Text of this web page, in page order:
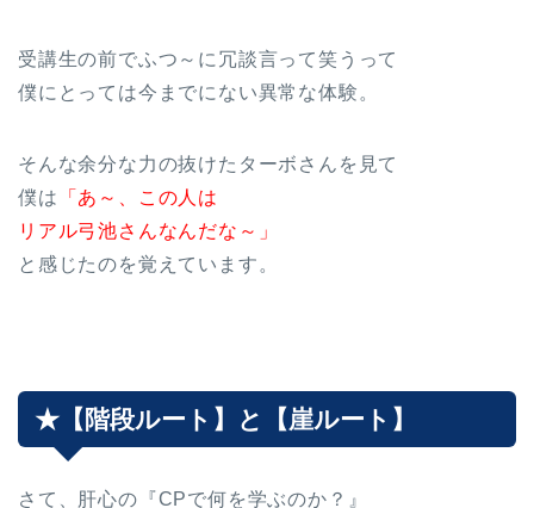
受講生の前でふつ～に冗談言って笑うって
僕にとっては今までにない異常な体験。
そんな余分な力の抜けたターボさんを見て
僕は 「あ～、この人は
リアル弓池さんなんだな～」
と感じたのを覚えています。
★【階段ルート】と【崖ルート】
さて、肝心の『CPで何を学ぶのか？』